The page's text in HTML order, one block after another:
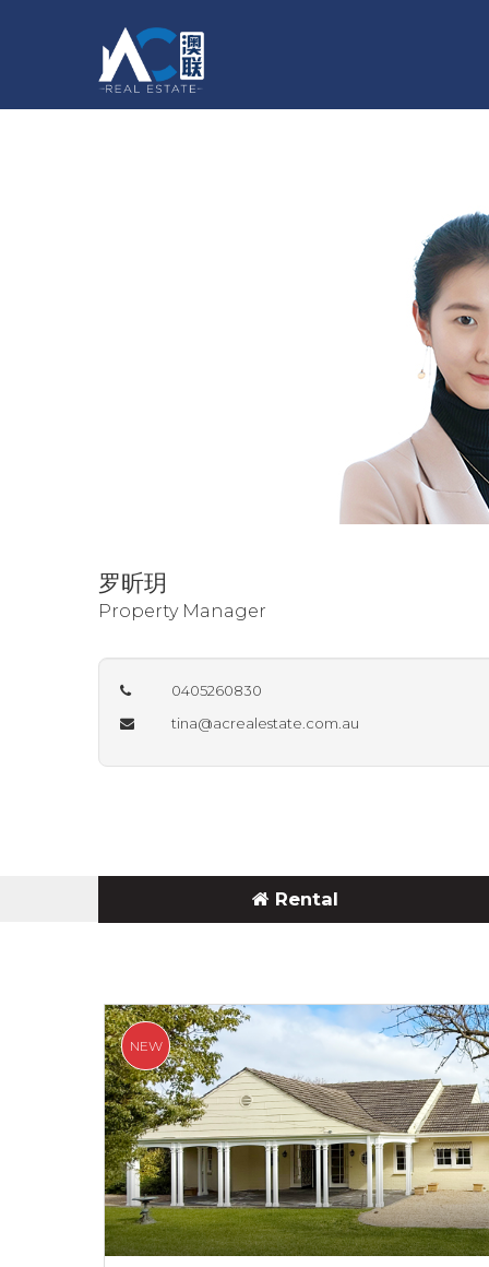
罗昕玥
Property Manager
0405260830
tina@acrealestate.com.au
Rental
NEW